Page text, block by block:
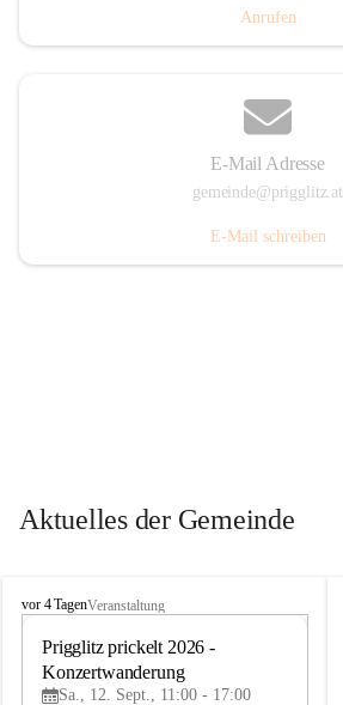
Anrufen
E-Mail Adresse
gemeinde@prigglitz.at
E-Mail schreiben
Aktuelles der Gemeinde
P
vor 4 TagenVeranstaltung
Prigglitz prickelt 2026 -
Konzertwanderung
Sa., 12. Sept., 11:00 - 17:00